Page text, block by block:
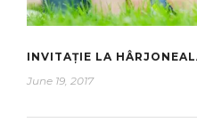
INVITAȚIE LA
June 19, 2017